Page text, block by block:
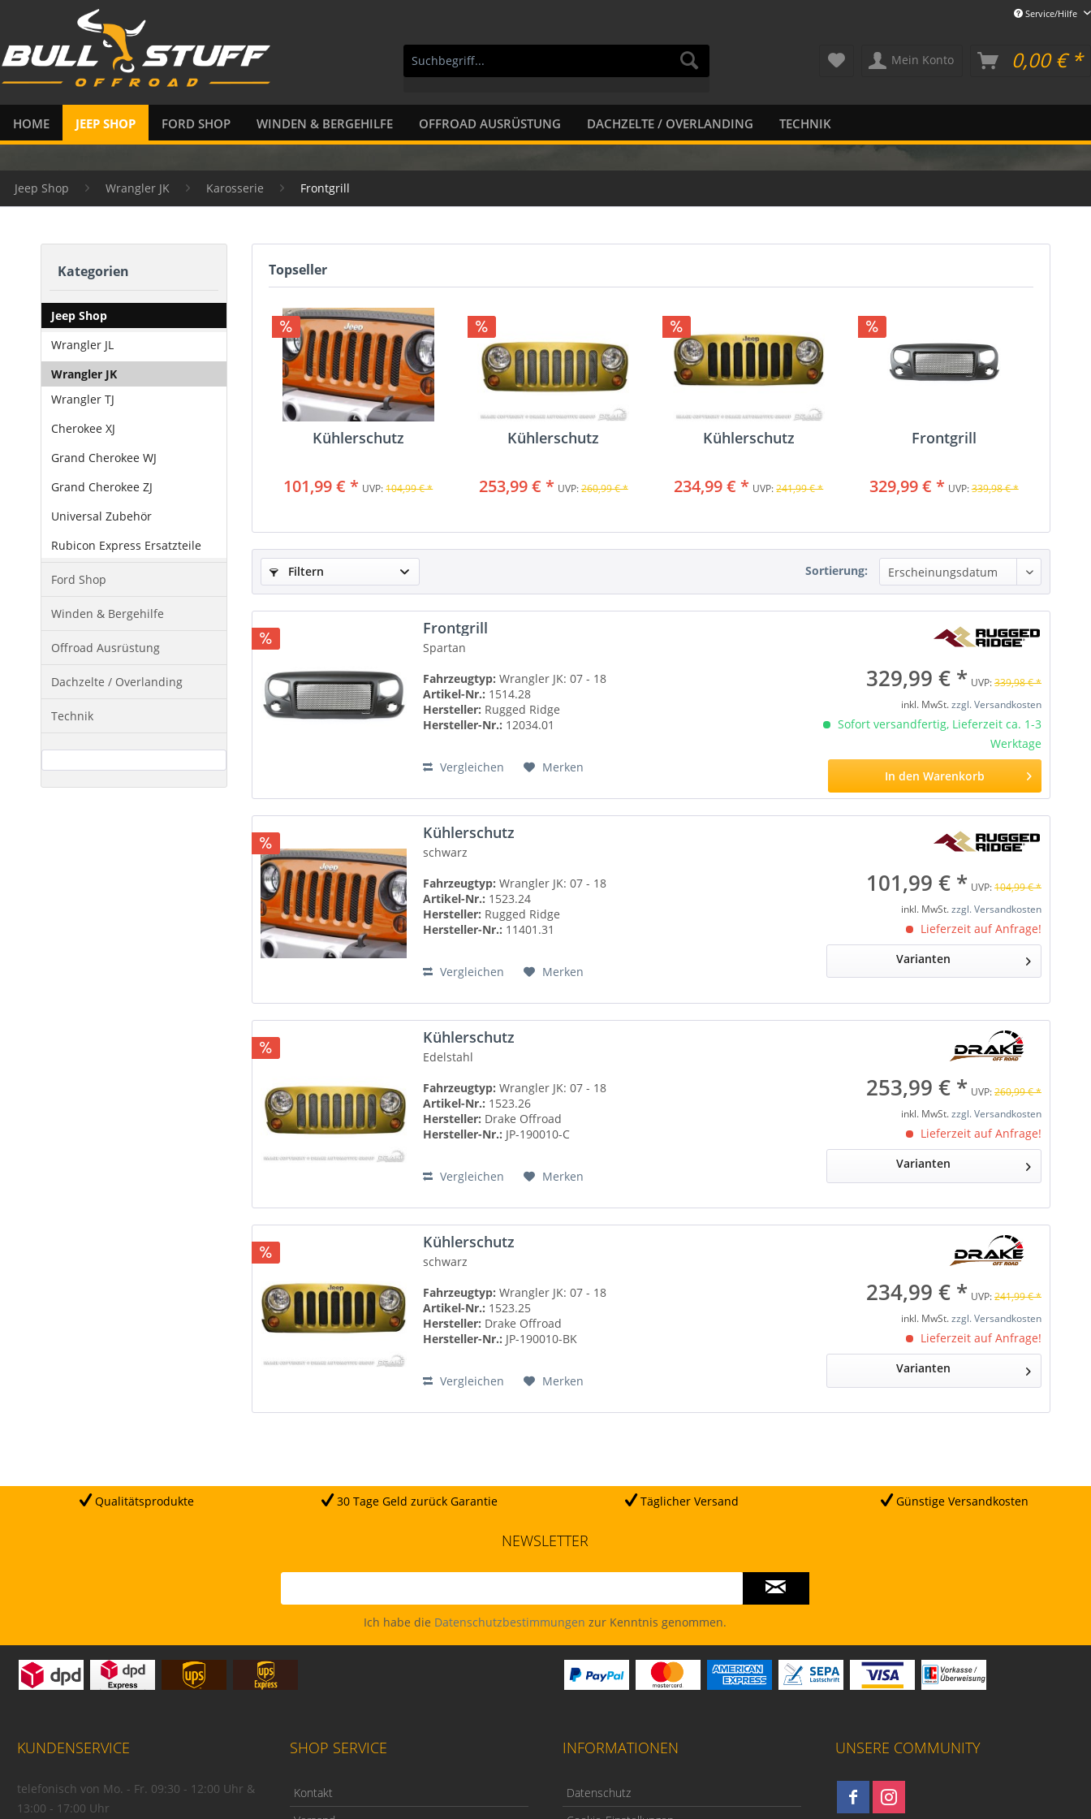
Service/Hilfe
Mein Konto 0,00 € *
HOME JEEP SHOP FORD SHOP WINDEN & BERGEHILFE OFFROAD AUSRÜSTUNG DACHZELTE / OVERLANDING TECHNIK
Jeep Shop Wrangler JK Karosserie Frontgrill
Kategorien
Jeep Shop
Wrangler JL
Wrangler JK
Wrangler TJ
Cherokee XJ
Grand Cherokee WJ
Grand Cherokee ZJ
Universal Zubehör
Rubicon Express Ersatzteile
Ford Shop
Winden & Bergehilfe
Offroad Ausrüstung
Dachzelte / Overlanding
Technik
Topseller
Kühlerschutz
101,99 € * UVP:104,99 € *
Kühlerschutz
253,99 € * UVP:260,99 € *
Kühlerschutz
234,99 € * UVP:241,99 € *
Frontgrill
329,99 € * UVP:339,98 € *
Filtern Sortierung:
Frontgrill
Spartan
Fahrzeugtyp:Wrangler JK: 07 - 18
Artikel-Nr.: 1514.28
Hersteller: Rugged Ridge
Hersteller-Nr.: 12034.01
329,99 € * UVP:339,98 € *
inkl. MwSt.zzgl. Versandkosten
Sofort versandfertig, Lieferzeit ca. 1-3
Werktage
In den Warenkorb
Vergleichen Merken
Kühlerschutz
schwarz
Fahrzeugtyp:Wrangler JK: 07 - 18
Artikel-Nr.: 1523.24
Hersteller: Rugged Ridge
Hersteller-Nr.: 11401.31
101,99 € * UVP:104,99 € *
inkl. MwSt.zzgl. Versandkosten
Lieferzeit auf Anfrage!
Varianten
Vergleichen
Merken
Kühlerschutz
Edelstahl
Fahrzeugtyp:Wrangler JK: 07 - 18
Artikel-Nr.: 1523.26
Hersteller: Drake Offroad
Hersteller-Nr.: JP-190010-C
253,99 € * UVP:260,99 € *
inkl. MwSt.zzgl. Versandkosten
Lieferzeit auf Anfrage!
Varianten
Vergleichen
Merken
Kühlerschutz
schwarz
Fahrzeugtyp:Wrangler JK: 07 - 18
Artikel-Nr.: 1523.25
Hersteller: Drake Offroad
Hersteller-Nr.: JP-190010-BK
234,99 € * UVP:241,99 € *
inkl. MwSt.zzgl. Versandkosten
Lieferzeit auf Anfrage!
Varianten
Vergleichen
Merken
Qualitätsprodukte 30 Tage Geld zurück Garantie Täglicher Versand Günstige Versandkosten
NEWSLETTER
Ich habe die Datenschutzbestimmungen zur Kenntnis genommen.
KUNDENSERVICE
telefonisch von Mo. - Fr. 09:30 - 12:00 Uhr &
13:00 - 17:00 Uhr
SHOP SERVICE
Kontakt
INFORMATIONEN
Datenschutz
UNSERE COMMUNITY